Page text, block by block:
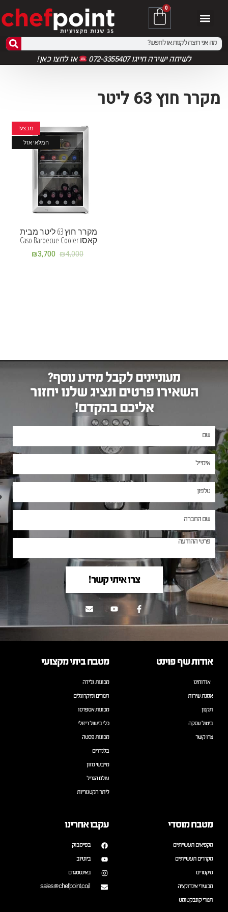
0
לשיחה ישירה חייגו 072-3355407 אולחצו כאן!
מקרר חוץ 63 ליטר
מבצע!
המלאי אזל
מקרר חוץ 63 ליטר מבית
קאסו Caso Barbecue Cooler
₪4,000
₪3,700
מעוניינים לקבל מידע נוסף?
השאירו פרטים ונציג שלנו יחזור
אליכם בהקדם!
צרו איתי קשר!
אודות שף פוינט
אודותינו
אמנת שירות
תקנון
ביטול עסקה
צרו קשר
מטבח ביתי מקצועי
מכונות גלידה
תנורים ומיקרוגלים
מכונות אספרסו
כלי בישול ריזולי
מכונות פסטה
בלנדרים
מייבשי מזון
עולם הגריל
ליתר הקטגוריות
מטבח מוסדי
מקפיאים תעשייתיים
מקררים תעשייתיים
מיקסרים
מכשירי אינדוקציה
תנורי קונבקטומט
עקבו אחרינו
בפייסבוק
ביוטיוב
באינסטגרם
sales@chefpoint.co.il